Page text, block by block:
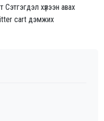
Сэтгэгдэл хүлээн авах
cart дэмжих